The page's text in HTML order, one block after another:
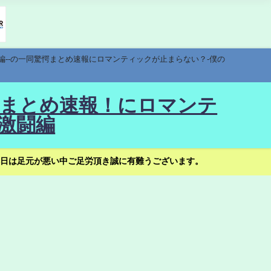
の一同驚愕まとめ速報にロマンティックが止まらない？-僕の
とめ速報！にロマンテ
闘編
足元が悪い中ご足労頂き誠に有難うございます。